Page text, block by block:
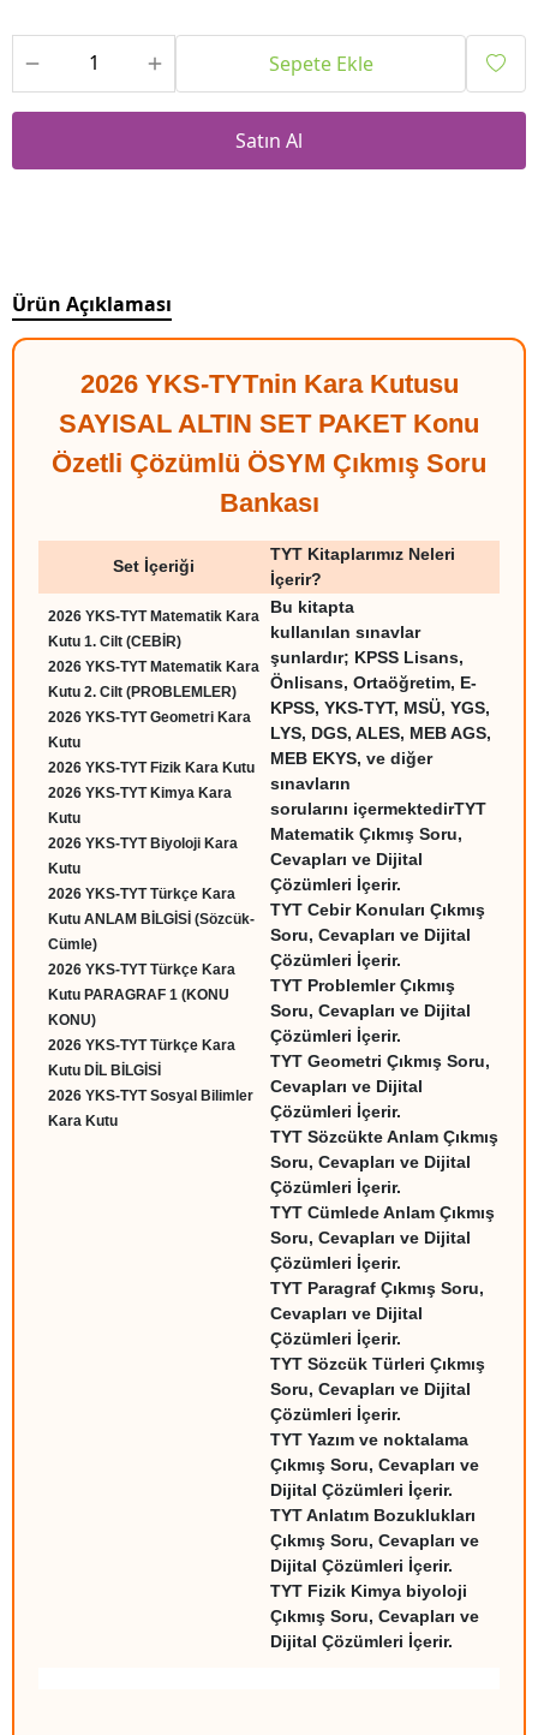
Sepete Ekle
Satın Al
Ürün Açıklaması
2026 YKS-TYTnin Kara Kutusu
SAYISAL ALTIN SET PAKET Konu
Özetli Çözümlü ÖSYM Çıkmış Soru
Bankası
Set İçeriği
TYT Kitaplarımız Neleri
İçerir?
2026 YKS-TYT Matematik Kara
Kutu 1. Cilt (CEBİR)
2026 YKS-TYT Matematik Kara
Kutu 2. Cilt (PROBLEMLER)
2026 YKS-TYT Geometri Kara
Kutu
2026 YKS-TYT Fizik Kara Kutu
2026 YKS-TYT Kimya Kara
Kutu
2026 YKS-TYT Biyoloji Kara
Kutu
2026 YKS-TYT Türkçe Kara
Kutu ANLAM BİLGİSİ (Sözcük-
Cümle)
2026 YKS-TYT Türkçe Kara
Kutu PARAGRAF 1 (KONU
KONU)
2026 YKS-TYT Türkçe Kara
Kutu DİL BİLGİSİ
2026 YKS-TYT Sosyal Bilimler
Kara Kutu
Bu kitapta
kullanılan sınavlar
şunlardır; KPSS Lisans,
Önlisans, Ortaöğretim, E-
KPSS, YKS-TYT, MSÜ, YGS,
LYS, DGS, ALES, MEB AGS,
MEB EKYS, ve diğer
sınavların
sorularını içermektedirTYT
Matematik Çıkmış Soru,
Cevapları ve Dijital
Çözümleri İçerir.
TYT Cebir Konuları Çıkmış
Soru, Cevapları ve Dijital
Çözümleri İçerir.
TYT Problemler Çıkmış
Soru, Cevapları ve Dijital
Çözümleri İçerir.
TYT Geometri Çıkmış Soru,
Cevapları ve Dijital
Çözümleri İçerir.
TYT Sözcükte Anlam Çıkmış
Soru, Cevapları ve Dijital
Çözümleri İçerir.
TYT Cümlede Anlam Çıkmış
Soru, Cevapları ve Dijital
Çözümleri İçerir.
TYT Paragraf Çıkmış Soru,
Cevapları ve Dijital
Çözümleri İçerir.
TYT Sözcük Türleri Çıkmış
Soru, Cevapları ve Dijital
Çözümleri İçerir.
TYT Yazım ve noktalama
Çıkmış Soru, Cevapları ve
Dijital Çözümleri İçerir.
TYT Anlatım Bozuklukları
Çıkmış Soru, Cevapları ve
Dijital Çözümleri İçerir.
TYT Fizik Kimya biyoloji
Çıkmış Soru, Cevapları ve
Dijital Çözümleri İçerir.